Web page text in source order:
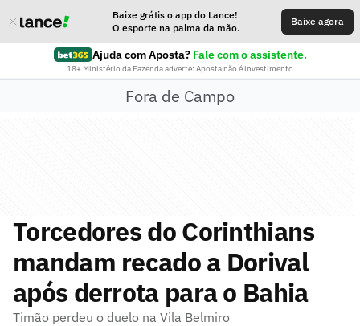
Baixe grátis o app do Lance!
O esporte na palma da mão.
Baixe agora
Ajuda com Aposta? Fale com o assistente.
18+ Ministério da Fazenda adverte: Aposta não é investimento
Fora de Campo
Torcedores do Corinthians
mandam recado a Dorival
após derrota para o Bahia
Timão perdeu o duelo na Vila Belmiro